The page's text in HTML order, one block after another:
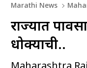
Marathi News
राज्यात
धोक्याची..
Maharashtra